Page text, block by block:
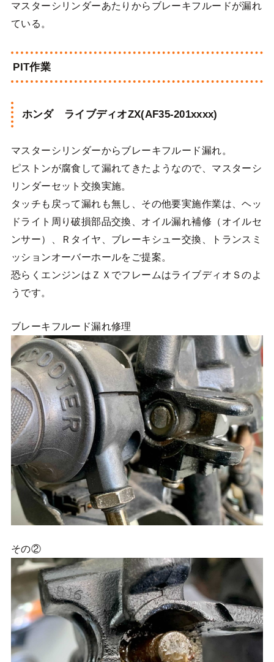
マスターシリンダーあたりからブレーキフルードが漏れ
ている。
PIT作業
ホンダ ライブディオZX(AF35-201xxxx)
マスターシリンダーからブレーキフルード漏れ。
ピストンが腐食して漏れてきたようなので、マスターシ
リンダーセット交換実施。
タッチも戻って漏れも無し、その他要実施作業は、ヘッ
ドライト周り破損部品交換、オイル漏れ補修（オイルセ
ンサー）、Ｒタイヤ、ブレーキシュー交換、トランスミ
ッションオーバーホールをご提案。
恐らくエンジンはＺＸでフレームはライブディオＳのよ
うです。
ブレーキフルード漏れ修理
その②